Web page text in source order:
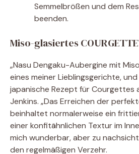
Semmelbrößen und dem
beenden.
Miso-glasiertes
„Nasu Dengaku-Aubergine mit
eines meiner Lieblingsgerichte,
japanische Rezept für Courgettes
Jenkins. „Das Erreichen der
beinhaltet normalerweise ein
einer konfitähnlichen Textur im
mich wunderbar, aber zu
den regelmäßigen Verzehr.